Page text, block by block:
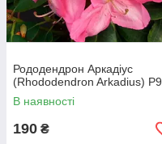
Рододендрон Аркадіус
(Rhododendron Arkadius) Р9
В наявності
190 ₴